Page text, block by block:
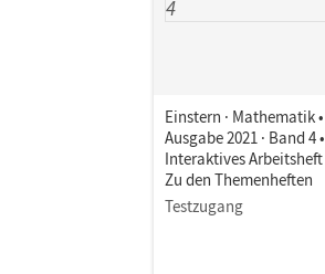
Einstern · Mathematik •
Ausgabe 2021 · Band 4 •
Interaktives Arbeitsheft
Zu den Themenheften
Testzugang